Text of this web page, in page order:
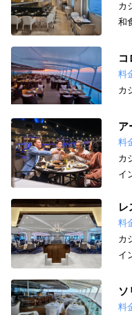
カ
和
コ
料
カ
ア
料
カ
イ
レ
料
カ
イ
ソ
料